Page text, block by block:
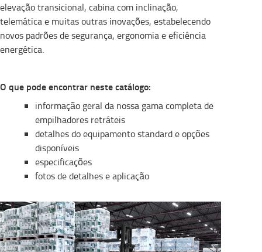
elevação transicional, cabina com inclinação,
telemática e muitas outras inovações, estabelecendo
novos padrões de segurança, ergonomia e eficiência
energética.
O que pode encontrar neste catálogo:
informação geral da nossa gama completa de
empilhadores retráteis
detalhes do equipamento standard e opções
disponíveis
especificações
fotos de detalhes e aplicação